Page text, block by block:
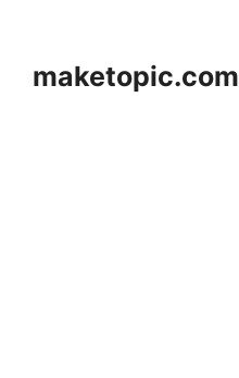
maketopic.com